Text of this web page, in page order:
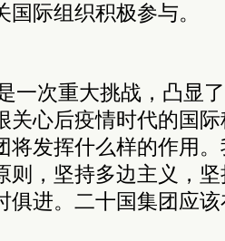
际组织积极参与。
一次重大挑战，凸显
关心后疫情时代的国
将发挥什么样的作用
则，坚持多边主义，
俱进。二十国集团应